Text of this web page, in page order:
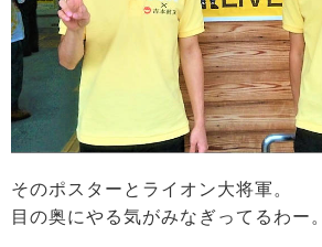
そのポスターとライオン大将軍。
目の奥にやる気がみなぎってるわー。